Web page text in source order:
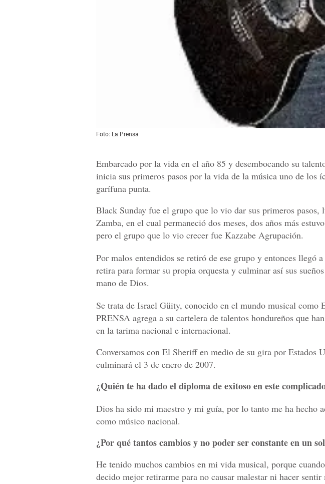
Foto: La Prensa
Embarcado por la vida en el año 85 y desembocando su
inicia sus primeros pasos por la vida de la música uno de los
garífuna punta.
Black Sunday fue el grupo que lo vio dar sus primeros pasos,
Zamba, en el cual permaneció dos meses, dos años más
pero el grupo que lo vio crecer fue Kazzabe Agrupación.
Por malos entendidos se retiró de ese grupo y entonces llegó
retira para formar su propia orquesta y culminar así sus
mano de Dios.
Se trata de Israel Güity, conocido en el mundo musical
PRENSA agrega a su cartelera de talentos hondureños que
en la tarima nacional e internacional.
Conversamos con El Sheriff en medio de su gira por Estados
culminará el 3 de enero de 2007.
¿Quién te ha dado el diploma de exitoso en este
Dios ha sido mi maestro y mi guía, por lo tanto me ha hecho
como músico nacional.
¿Por qué tantos cambios y no poder ser constante en un
He tenido muchos cambios en mi vida musical, porque
decido mejor retirarme para no causar malestar ni hacer sentir